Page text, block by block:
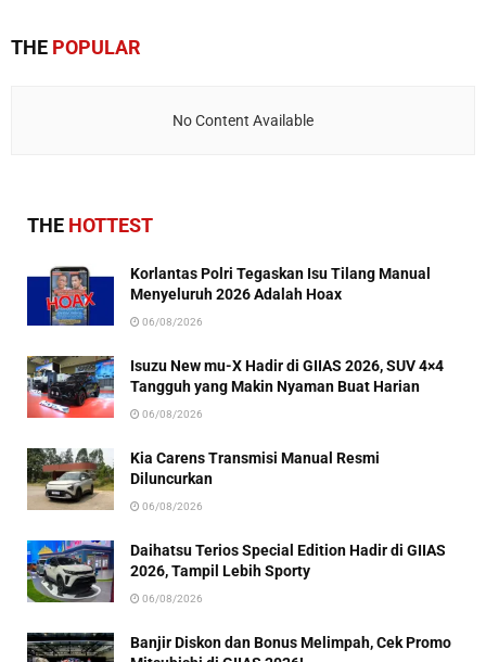
THE POPULAR
No Content Available
THE HOTTEST
Korlantas Polri Tegaskan Isu Tilang Manual
Menyeluruh 2026 Adalah Hoax
06/08/2026
Isuzu New mu-X Hadir di GIIAS 2026, SUV 4×4
Tangguh yang Makin Nyaman Buat Harian
06/08/2026
Kia Carens Transmisi Manual Resmi
Diluncurkan
06/08/2026
Daihatsu Terios Special Edition Hadir di GIIAS
2026, Tampil Lebih Sporty
06/08/2026
Banjir Diskon dan Bonus Melimpah, Cek Promo